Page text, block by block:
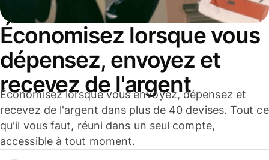
Économisez lorsque vous
dépensez, envoyez et
recevez de l'argent
Économisez lorsque vous envoyez, dépensez et
recevez de l'argent dans plus de 40 devises. Tout ce
qu'il vous faut, réuni dans un seul compte,
accessible à tout moment.